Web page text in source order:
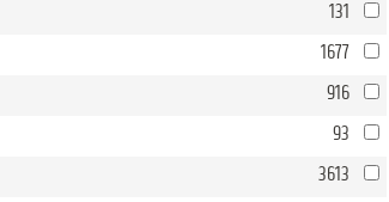
131
1677
916
93
3613